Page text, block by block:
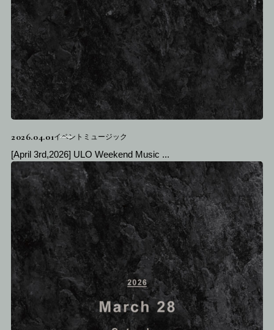
2026.04.01イベントミュージック
[April 3rd,2026] ULO Weekend Music ...